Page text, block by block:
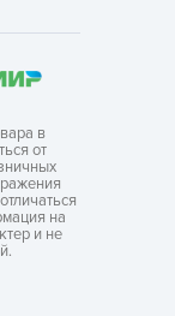
в
от
на
и не